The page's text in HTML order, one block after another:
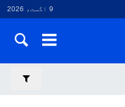
9 اگست، 2026